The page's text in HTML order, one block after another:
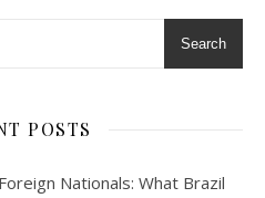
Search
POSTS
Nationals: What Brazil